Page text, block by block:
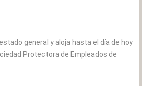
general y aloja hasta el día de hoy
Protectora de Empleados de